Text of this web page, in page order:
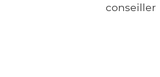
conseiller